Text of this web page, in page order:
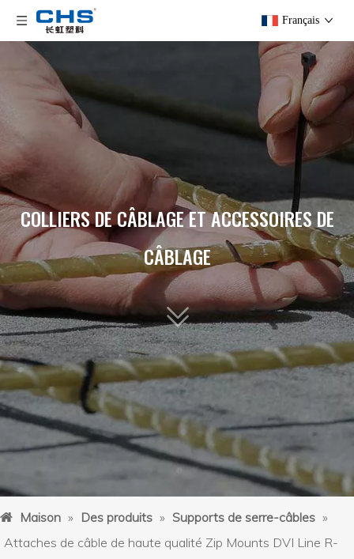
Français
COLLIERS DE CÂBLAGE ET ACCESSOIRES DE
CÂBLAGE
Maison » Des produits » Supports de serre-câbles »
Attaches de câble de haute qualité Zip Mounts DVI Line R-